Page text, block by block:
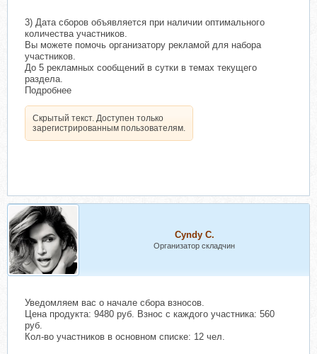
3) Дата сборов объявляется при наличии оптимального
количества участников.
Вы можете помочь организатору рекламой для набора
участников.
До 5 рекламных сообщений в сутки в темах текущего
раздела.
Подробнее
Скрытый текст. Доступен только
зарегистрированным пользователям.
Cyndy C.
Организатор складчин
Уведомляем вас о начале сбора взносов.
Цена продукта: 9480 руб. Взнос с каждого участника: 560
руб.
Кол-во участников в основном списке: 12 чел.